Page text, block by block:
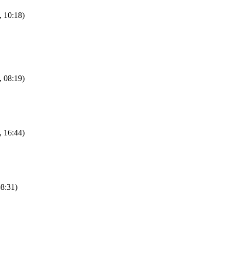
10:18)
08:19)
16:44)